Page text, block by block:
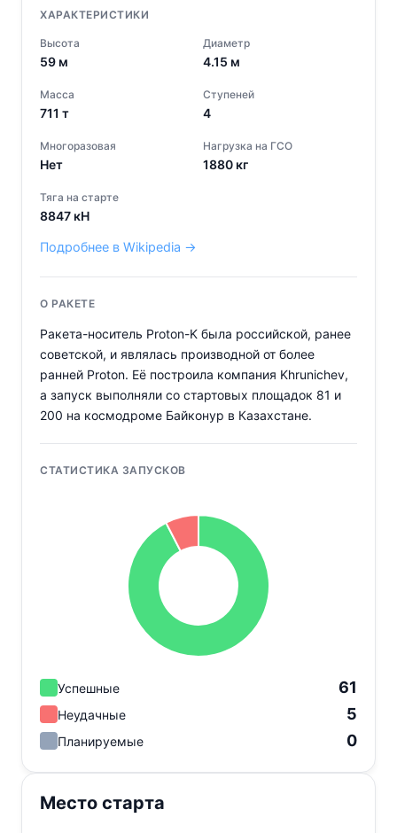
ХАРАКТЕРИСТИКИ
Высота
59 м
Диаметр
4.15 м
Масса
711 т
Ступеней
4
Многоразовая
Нет
Нагрузка на ГСО
1880 кг
Тяга на старте
8847 кН
Подробнее в Wikipedia →
О РАКЕТЕ
Ракета-носитель Proton-K была российской, ранее
советской, и являлась производной от более
ранней Proton. Её построила компания Khrunichev,
а запуск выполняли со стартовых площадок 81 и
200 на космодроме Байконур в Казахстане.
СТАТИСТИКА ЗАПУСКОВ
Успешные 61
Неудачные 5
Планируемые 0
Место старта